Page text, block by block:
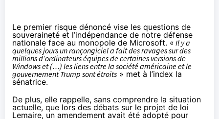
Le premier risque dénoncé vise les questions de
souveraineté et l’indépendance de notre défense
nationale face au monopole de Microsoft. « Il y a
quelques jours un rançongiciel a fait des ravages sur des
millions d’ordinateurs équipes de certaines versions de
Windows et (…) les liens entre la société américaine et le
gouvernement Trump sont étroits » met à l’index la
sénatrice.
De plus, elle rappelle, sans comprendre la situation
actuelle, que lors des débats sur le projet de loi
Lemaire, un amendement avait été adopté pour